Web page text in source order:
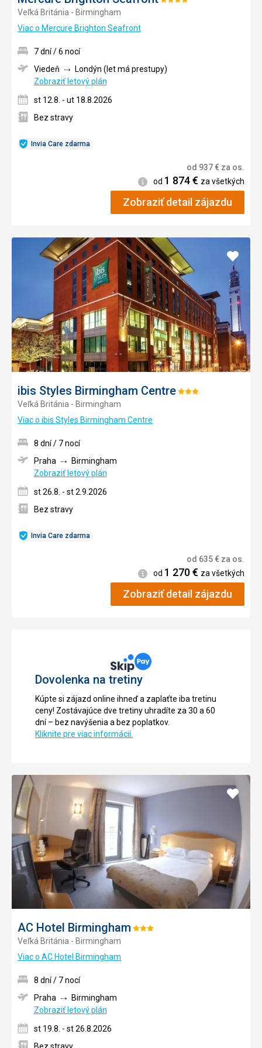
Veľká Británia - Birmingham
Viac o Mercure Brighton Seafront
Invia Care zdarma
7 dní / 6 nocí
Viedeň
Londýn (let má prestupy)
Zobraziť letový plán
st 12.8. - ut 18.8.2026
Bez stravy
od 937€ za os.
Informácie
od 1 874€ za všetkých
Zobraziť detail zájazdu
ibis Styles Birmingham CentreHodnotenie:
Veľká Británia - Birmingham
Viac o ibis Styles Birmingham Centre
Pridať
Invia Care zdarma
8 dní / 7 nocí
Praha
Birmingham
Zobraziť letový plán
st 26.8. - st 2.9.2026
Bez stravy
od 635€ za os.
Informácie
od 1 270€ za všetkých
Zobraziť detail zájazdu
Dovolenka na tretiny
Kúpte si zájazd online ihneď a zaplaťte iba tretinu
ceny! Zostávajúce dve tretiny uhradíte za 30 a 60
dní – bez navýšenia a bez poplatkov.
Kliknite pre viac informácií.
AC Hotel Birmingham Hodnotenie:
Veľká Británia - Birmingham
Viac o AC Hotel Birmingham
Pridať
do
8 dní / 7 nocí
Praha
Birmingham
Zobraziť letový plán
st 19.8. - st 26.8.2026